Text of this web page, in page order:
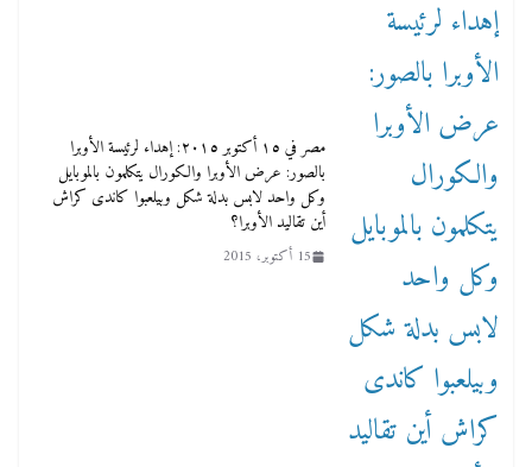
مصر في ١٥ أكتوبر ٢٠١٥: إهداء لرئيسة الأوبرا
بالصور: عرض الأوبرا والكورال يتكلمون بالموبايل
وكل واحد لابس بدلة شكل وبيلعبوا كاندى كراش
أين تقاليد الأوبرا؟
15 أكتوبر، 2015